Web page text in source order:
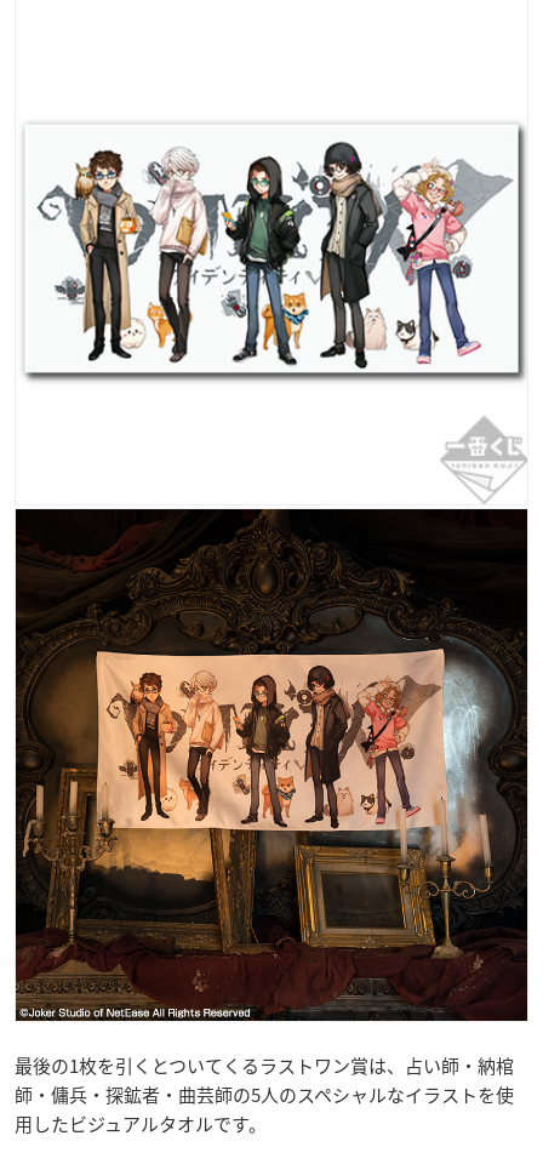
最後の1枚を引くとついてくるラストワン賞は、占い師・納棺
師・傭兵・探鉱者・曲芸師の5人のスペシャルなイラストを使
用したビジュアルタオルです。